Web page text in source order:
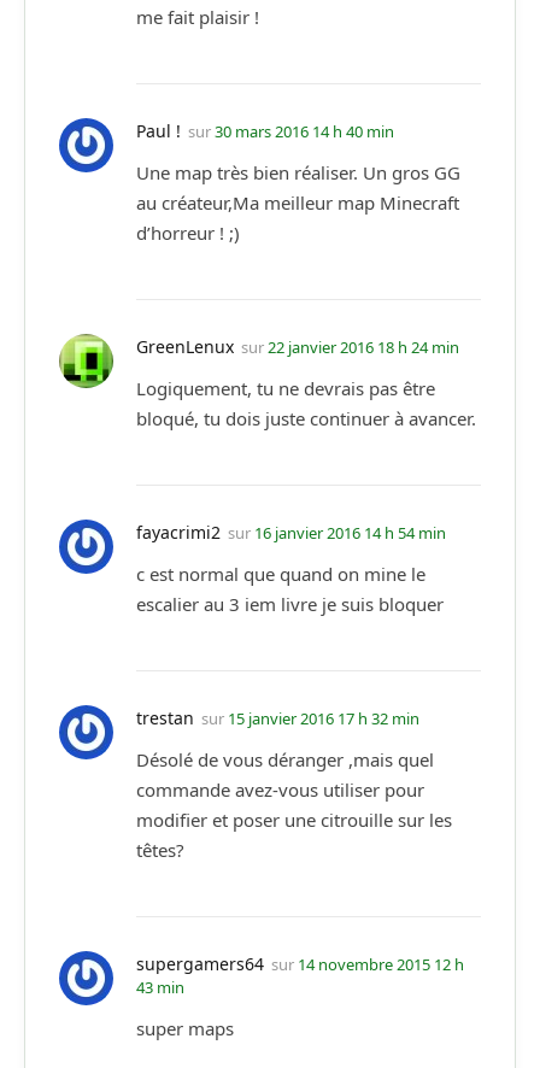
me fait plaisir !
Paul ! sur30 mars 2016 14 h 40 min
Une map très bien réaliser. Un gros GG
au créateur,Ma meilleur map Minecraft
d’horreur ! ;)
GreenLenux sur22 janvier 2016 18 h 24 min
Logiquement, tu ne devrais pas être
bloqué, tu dois juste continuer à avancer.
fayacrimi2 sur 16 janvier 2016 14 h 54 min
c est normal que quand on mine le
escalier au 3 iem livre je suis bloquer
trestan sur 15 janvier 2016 17 h 32 min
Désolé de vous déranger ,mais quel
commande avez-vous utiliser pour
modifier et poser une citrouille sur les
têtes?
supergamers64 sur 14 novembre 2015 12 h
43 min
super maps